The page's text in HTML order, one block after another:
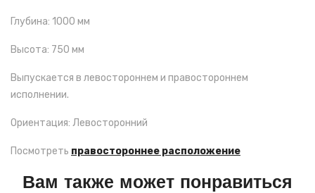
Глубина: 1000 мм
Высота: 750 мм
Выпускается в левостороннем и правостороннем
исполнении.
Ориентация: Левосторонний
Посмотреть правостороннее расположение
Вам также может понравиться